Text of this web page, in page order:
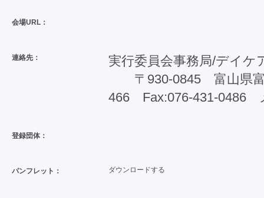
会場URL：
連絡先：
実行委員会事務局/デイ
〒930-0845 富山県富
466 Fax:076-431-0486
登録団体：
パンフレット： ダウンロードする